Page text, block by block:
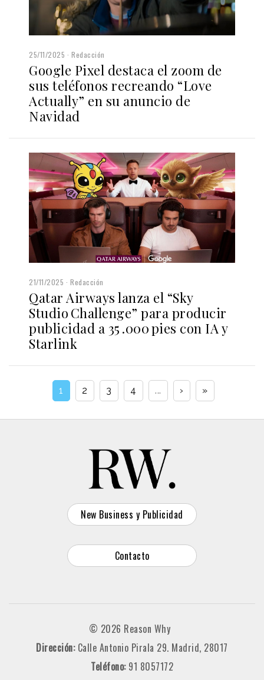
25/11/2025 Redacción
Google Pixel destaca el zoom de
sus teléfonos recreando “Love
Actually” en su anuncio de
Navidad
21/11/2025 Redacción
Qatar Airways lanza el “Sky
Studio Challenge” para producir
publicidad a 35 .000 pies con IA y
Starlink
1 2 3 4 ... › »
New Business y Publicidad
Contacto
© 2026 Reason Why
Dirección: Calle Antonio Pirala 29. Madrid, 28017
Teléfono: 91 8057172